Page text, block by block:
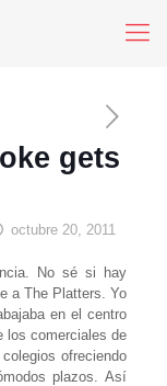
gets
octubre 20, 2011
No sé si hay
a The Platters. Yo
en el centro
los comerciales de
ofreciendo
plazos. Así